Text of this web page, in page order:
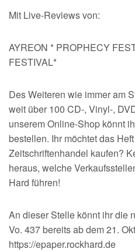
Mit Live-Reviews von:
AYREON * PROPHECY
FESTIVAL*
Des Weiteren wie immer am
weit über 100 CD-, Vinyl-,
unserem Online-Shop könnt
bestellen. Ihr möchtet das
Zeitschriftenhandel kaufen?
heraus, welche
Hard führen!
An dieser Stelle könnt ihr die
Vo. 437 bereits ab dem 21.
https://epaper.rockhard.de